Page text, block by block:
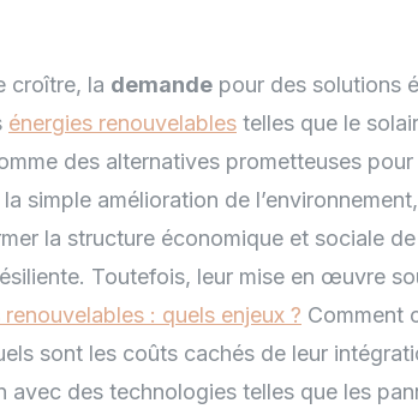
croître, la demande pour des solutions
énergies renouvelables telles que le
des alternatives prometteuses
simple amélioration de
la structure économique et sociale
Toutefois, leur mise en œuvre
: quels enjeux ? Comment
sont les coûts cachés de leur
des technologies telles que les